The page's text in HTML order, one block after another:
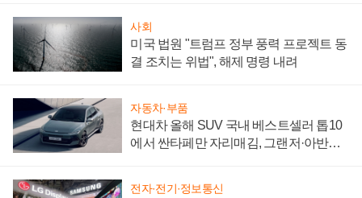
사회
미국 법원 "트럼프 정부 풍력 프로젝트 동
결 조치는 위법", 해제 명령 내려
자동차·부품
현대차 올해 SUV 국내 베스트셀러 톱10
에서 싼타페만 자리매김, 그랜저·아반떼
전자·전기·정보통신